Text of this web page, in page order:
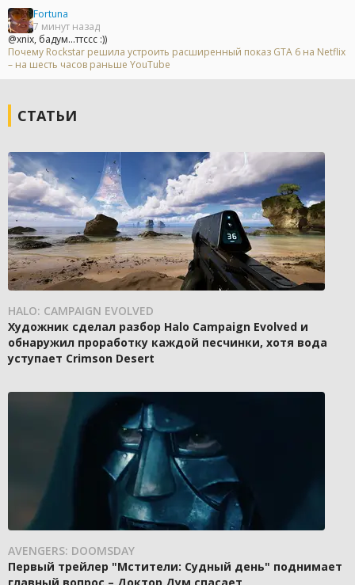
Fortuna
7 минут назад
@xnix, бадум...ттссс :))
Почему Rockstar решила устроить расширенный показ GTA 6 на Netflix
– на шесть часов раньше YouTube
СТАТЬИ
HALO: CAMPAIGN EVOLVED
Художник сделал разбор Halo Campaign Evolved и
обнаружил проработку каждой песчинки, хотя вода
уступает Crimson Desert
AVENGERS: DOOMSDAY
Первый трейлер "Мстители: Судный день" поднимает